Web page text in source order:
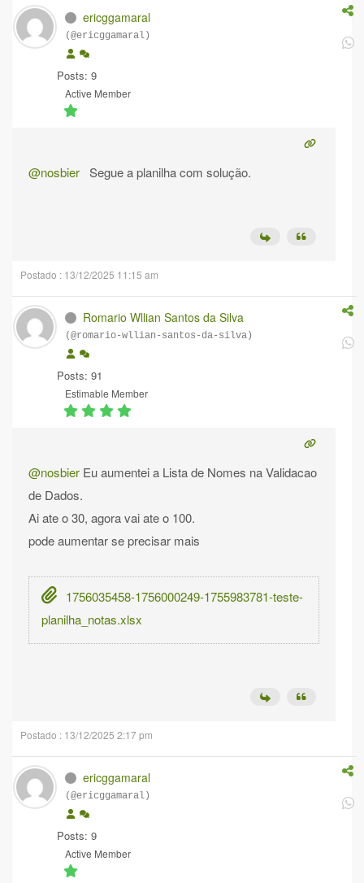
ericggamaral
(@ericggamaral)
Posts: 9
Active Member
@nosbier Segue a planilha com solução.
Postado : 13/12/2025 11:15 am
Romario Wllian Santos da Silva
(@romario-wllian-santos-da-silva)
Posts: 91
Estimable Member
@nosbier Eu aumentei a Lista de Nomes na Validacao
de Dados.
Ai ate o 30, agora vai ate o 100.
pode aumentar se precisar mais
1756035458-1756000249-1755983781-teste-
planilha_notas.xlsx
Postado : 13/12/2025 2:17 pm
ericggamaral
(@ericggamaral)
Posts: 9
Active Member